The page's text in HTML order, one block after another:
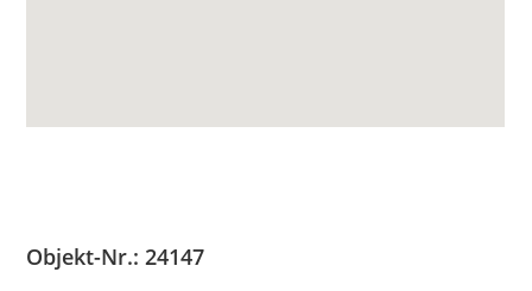
Objekt-Nr.: 24147